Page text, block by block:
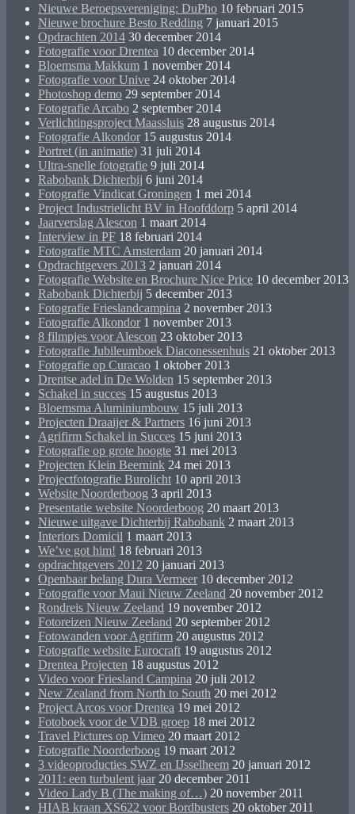
Nieuwe Beroepsvereniging: DuPho 10 februari 2015
Nieuwe brochure Besto Redding 7 januari 2015
Opdrachten 2014 30 december 2014
Fotografie voor Drentea 10 december 2014
Bloemsma Makkum 1 november 2014
Fotografie voor Unive 24 oktober 2014
Photoshop demo 29 september 2014
Fotografie Arcabo 2 september 2014
Verlichtingsproject Maassluis 28 augustus 2014
Fotografie Alkondor 15 augustus 2014
Portret (in animatie) 31 juli 2014
Ultra-snelle fotografie 9 juli 2014
Rabobank Dichterbij 6 juni 2014
Fotografie Vindicat Groningen 1 mei 2014
Project Industrielicht BV in Hoofddorp 5 april 2014
Jaarverslag Alescon 1 maart 2014
Interview in PF 18 februari 2014
Fotografie MTC Amsterdam 20 januari 2014
Opdrachtgevers 2013 2 januari 2014
Fotografie Website en Brochure Nice Price 10 december 2013
Rabobank Dichterbij 5 december 2013
Fotografie Frieslandcampina 2 november 2013
Fotografie Alkondor 1 november 2013
8 filmpjes voor Alescon 23 oktober 2013
Fotografie Jubileumboek Diaconessenhuis 21 oktober 2013
Fotografie op Curacao 1 oktober 2013
Drentse adel in De Wolden 15 september 2013
Schakel in succes 15 augustus 2013
Bloemsma Aluminiumbouw 15 juli 2013
Projecten Draaijer & Partners 16 juni 2013
Agrifirm Schakel in Succes 15 juni 2013
Fotografie op grote hoogte 31 mei 2013
Projecten Klein Beernink 24 mei 2013
Projectfotografie Burolicht 10 april 2013
Website Noorderboog 3 april 2013
Presentatie website Noorderboog 20 maart 2013
Nieuwe uitgave Dichterbij Rabobank 2 maart 2013
Interiors Domicil 1 maart 2013
We’ve got him! 18 februari 2013
opdrachtgevers 2012 20 januari 2013
Openbaar belang Dura Vermeer 10 december 2012
Fotografie voor Maui Nieuw Zeeland 20 november 2012
Rondreis Nieuw Zeeland 19 november 2012
Fotoreizen Nieuw Zeeland 20 september 2012
Fotowanden voor Agrifirm 20 augustus 2012
Fotografie website Eurocraft 19 augustus 2012
Drentea Projecten 18 augustus 2012
Video voor Friesland Campina 20 juli 2012
New Zealand from North to South 20 mei 2012
Project Arcos voor Drentea 19 mei 2012
Fotoboek voor de VDB groep 18 mei 2012
Travel Pictures op Vimeo 20 maart 2012
Fotografie Noorderboog 19 maart 2012
3 videoproducties SWZ en IJsselheem 20 januari 2012
2011: een turbulent jaar 20 december 2011
Video Lady B (The making of…) 20 november 2011
HIAB kraan XS622 voor Bordbusters 20 oktober 2011